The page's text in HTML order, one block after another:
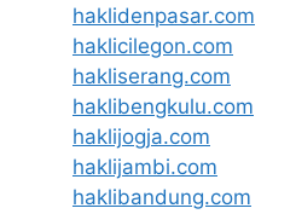
haklidenpasar.com
haklicilegon.com
hakliserang.com
haklibengkulu.com
haklijogja.com
haklijambi.com
haklibandung.com